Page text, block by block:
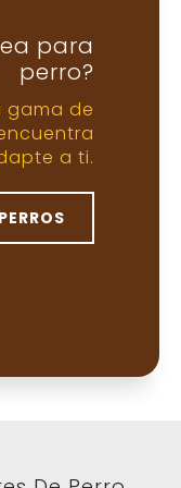
De Perro
entre la